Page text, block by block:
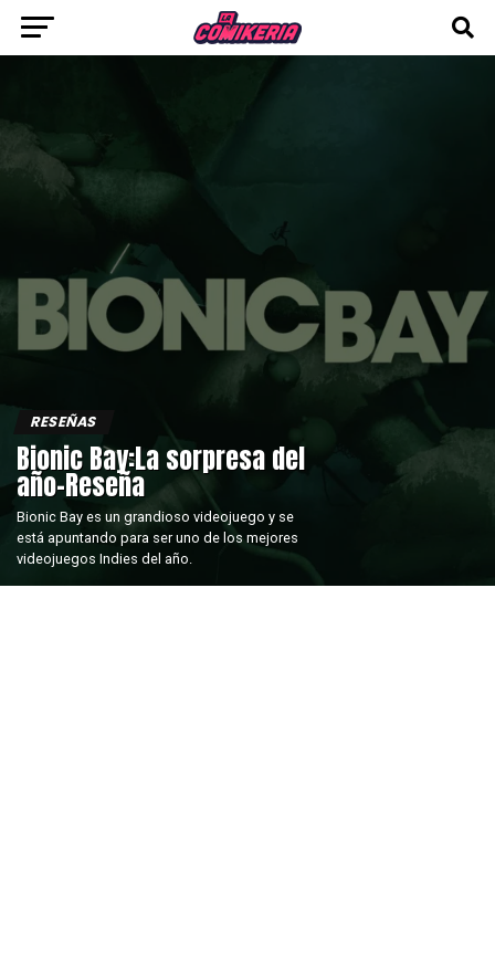
RESEÑAS
Bionic Bay:La sorpresa del
año-Reseña
Bionic Bay es un grandioso videojuego y se
está apuntando para ser uno de los mejores
videojuegos Indies del año.